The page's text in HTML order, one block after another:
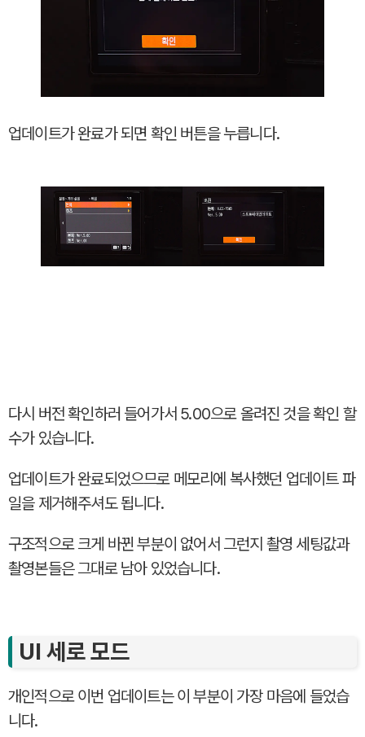
업데이트가 완료가 되면 확인 버튼을 누릅니다.
다시 버전 확인하러 들어가서 5.00으로 올려진 것을 확인 할
수가 있습니다.
업데이트가 완료되었으므로 메모리에 복사했던 업데이트 파
일을 제거해주셔도 됩니다.
구조적으로 크게 바뀐 부분이 없어서 그런지 촬영 세팅값과
촬영본들은 그대로 남아 있었습니다.
UI 세로 모드
개인적으로 이번 업데이트는 이 부분이 가장 마음에 들었습
니다.